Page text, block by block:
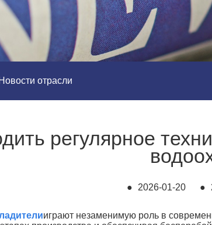
Новости отрасли
регулярное
● 2026-01-20 ●
играют незаменимую роль в